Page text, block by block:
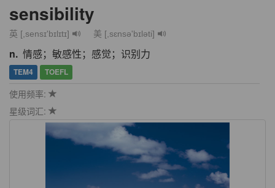
sensibility
英 [,sensɪ'bɪlɪtɪ] 美 [,sɛnsə'bɪləti]
n. 情感；敏感性；感觉；识别力
TEM4 TOEFL
使用频率:
星级词汇: